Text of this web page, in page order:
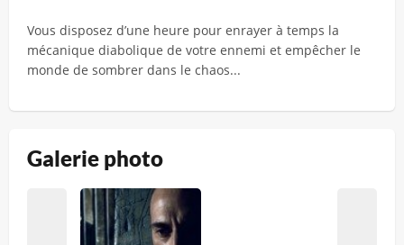
Vous disposez d’une heure pour enrayer à temps la
mécanique diabolique de votre ennemi et empêcher le
monde de sombrer dans le chaos...
Galerie photo